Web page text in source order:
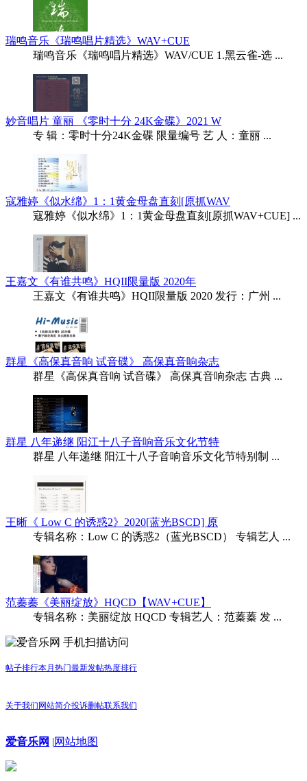
瑞鸣音乐《瑞鸣唱片精选》WAV+CUE
瑞鸣音乐《瑞鸣唱片精选》WAV/CUE 1.黑云雀-选 ...
妙音唱片 童丽 《零时十分 24K金碟》2021 W
专 辑：零时十分24K金碟 限量编号 艺 人：童丽 ...
寇雅婷《似水绵》1：1黄金母盘直刻[原抓WAV
寇雅婷《似水绵》1：1黄金母盘直刻[原抓WAV+CUE] ...
王嘉文《有谁共鸣》HQII限量版 2020年
王嘉文《有谁共鸣》HQII限量版 2020 发行：广州 ...
群星《高保真音响 试音碟》 高保真音响杂志
群星《高保真音响 试音碟》 高保真音响杂志 古典 ...
群星 八年递继 阳江十八子音响音乐文化节特
群星 八年递继 阳江十八子音响音乐文化节特别制 ...
王晰《 Low C 的诱惑2》2020[蓝光BSCD] 原
专辑名称：Low C 的诱惑2（蓝光BSCD） 专辑艺人 ...
范蓁蓁《美丽绽放》HQCD【WAV+CUE】
专辑名称：美丽绽放 HQCD 专辑艺人：范蓁蓁 发 ...
手机扫描访问
帖子排行本月热门最新发帖热度排行
关于我们 网站简介投诉删帖联系我们
爱音乐网 |网站地图